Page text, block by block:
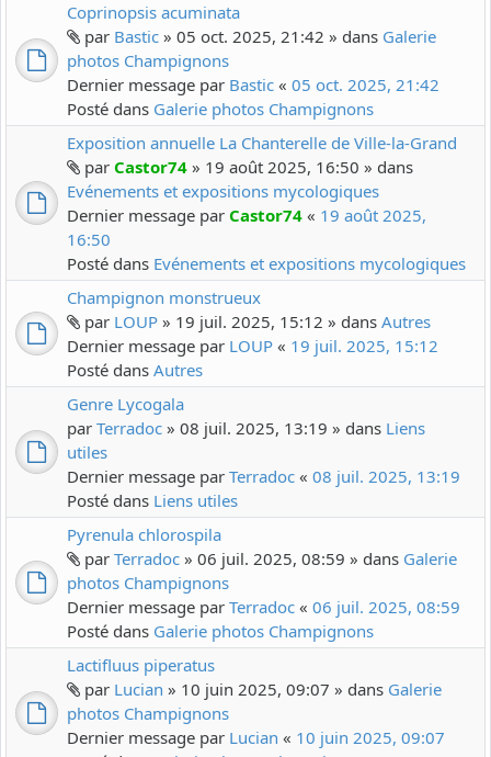
Coprinopsis acuminata
par Bastic » 05 oct. 2025, 21:42 » dans Galerie
photos Champignons
Dernier message par Bastic « 05 oct. 2025, 21:42
Posté dans Galerie photos Champignons
Exposition annuelle La Chanterelle de Ville-la-Grand
par Castor74 » 19 août 2025, 16:50 » dans
Evénements et expositions mycologiques
Dernier message par Castor74 « 19 août 2025,
16:50
Posté dans Evénements et expositions mycologiques
Champignon monstrueux
par LOUP » 19 juil. 2025, 15:12 » dans Autres
Dernier message par LOUP « 19 juil. 2025, 15:12
Posté dans Autres
Genre Lycogala
par Terradoc » 08 juil. 2025, 13:19 » dans Liens
utiles
Dernier message par Terradoc « 08 juil. 2025, 13:19
Posté dans Liens utiles
Pyrenula chlorospila
par Terradoc » 06 juil. 2025, 08:59 » dans Galerie
photos Champignons
Dernier message par Terradoc « 06 juil. 2025, 08:59
Posté dans Galerie photos Champignons
Lactifluus piperatus
par Lucian » 10 juin 2025, 09:07 » dans Galerie
photos Champignons
Dernier message par Lucian « 10 juin 2025, 09:07